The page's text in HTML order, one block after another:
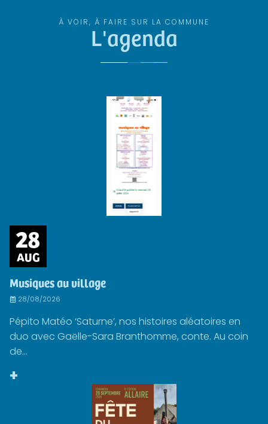
À VOIR, À FAIRE SUR LA COMMUNE
L'agenda
28
AUG
Musiques au village
28/08/2026
Pépito Matéo ‘Saturne’, nos histoires aléatoires en
duo avec Gaëlle-Sara Branthomme, conte. Au coin
de...
+